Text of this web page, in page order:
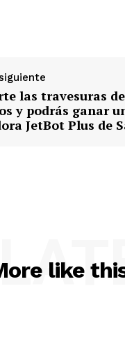
las travesuras
y podrás ganar
JetBot Plus de
like